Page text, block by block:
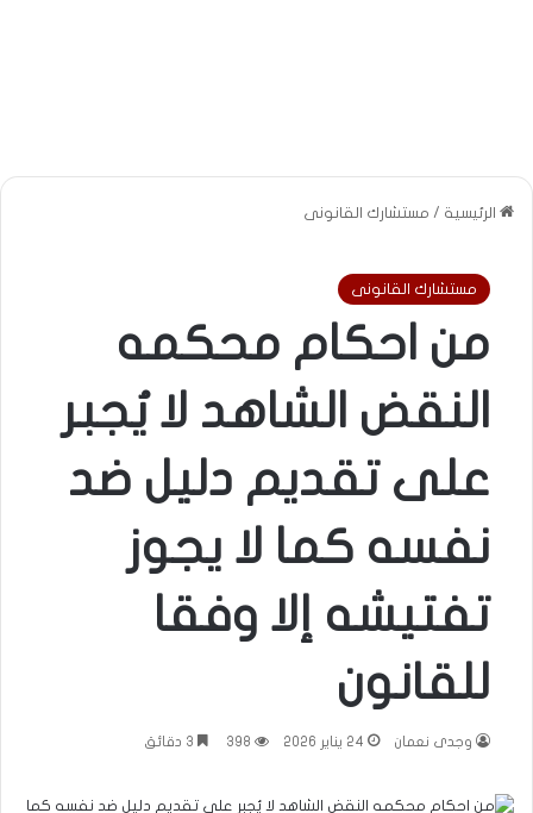
الرئيسية / مستشارك القانونى
مستشارك القانونى
من احكام محكمه
النقض الشاهد لا يُجبر
على تقديم دليل ضد
نفسه كما لا يجوز
تفتيشه إلا وفقا
للقانون
وجدى نعمان 24 يناير 2026 398